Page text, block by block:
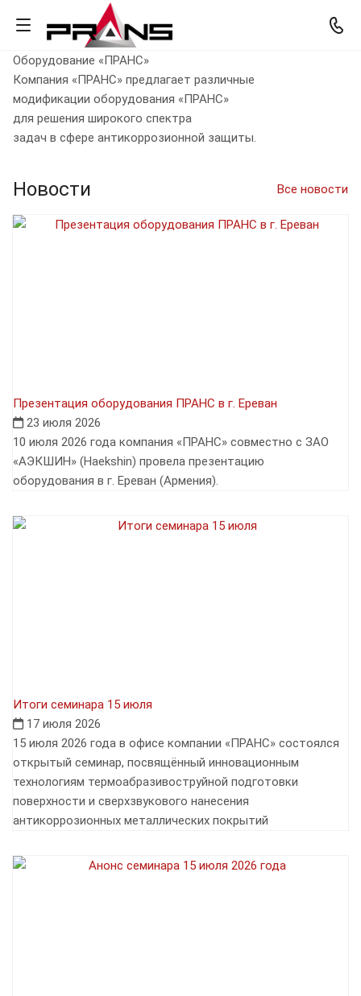
Оборудование «ПРАНС»
Компания «ПРАНС» предлагает различные
модификации оборудования «ПРАНС»
для решения широкого спектра
задач в сфере антикоррозионной защиты.
Все новости
Новости
Презентация оборудования ПРАНС в г. Ереван
23 июля 2026
10 июля 2026 года компания «ПРАНС» совместно с ЗАО
«АЭКШИН» (Haekshin) провела презентацию
оборудования в г. Ереван (Армения).
Итоги семинара 15 июля
17 июля 2026
15 июля 2026 года в офисе компании «ПРАНС» состоялся
открытый семинар, посвящённый инновационным
технологиям термоабразивоструйной подготовки
поверхности и сверхзвукового нанесения
антикоррозионных металлических покрытий